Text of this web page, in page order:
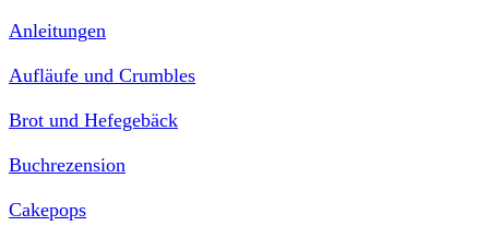
Anleitungen
Aufläufe und Crumbles
Brot und Hefegebäck
Buchrezension
Cakepops